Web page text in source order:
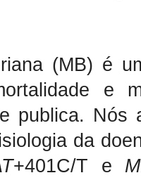
(MB) é
e
publica. Nós
da
+401C/T e